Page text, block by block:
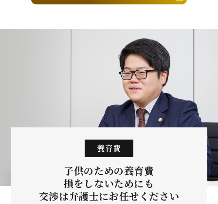
養育費
子供のための養育費
損をしないためにも
交渉は弁護士にお任せください